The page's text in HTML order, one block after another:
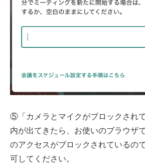
⑤「カメラとマイクがブロックされ
内が出てきたら、お使いのブラウザ
のアクセスがブロックされているの
可してください。